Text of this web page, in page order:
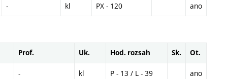
- kl PX - 120 ano
Prof. Uk. Hod. rozsah Sk. Ot.
- kl P - 13 / L - 39 ano